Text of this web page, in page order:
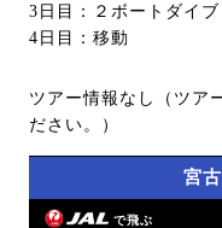
3日目：２ボートダイブ
4日目：移動
ツアー情報なし（ツア
ださい。）
宮
で飛ぶ